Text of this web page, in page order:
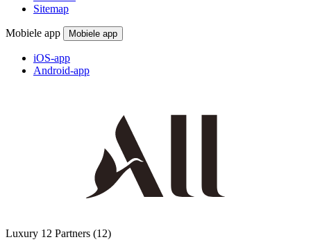
Sitemap
Mobiele app Mobiele app
iOS-app
Android-app
Luxury 12 Partners (12)